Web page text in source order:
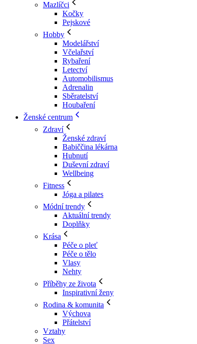
Mazlíčci
Kočky
Pejskové
Hobby
Modelářství
Včelařství
Rybaření
Letectví
Automobilismus
Adrenalin
Sběratelství
Houbaření
Ženské centrum
Zdraví
Ženské zdraví
Babiččina lékárna
Hubnutí
Duševní zdraví
Wellbeing
Fitness
Jóga a pilates
Módní trendy
Aktuální trendy
Doplňky
Krása
Péče o pleť
Péče o tělo
Vlasy
Nehty
Příběhy ze života
Inspirativní ženy
Rodina & komunita
Výchova
Přátelství
Vztahy
Sex